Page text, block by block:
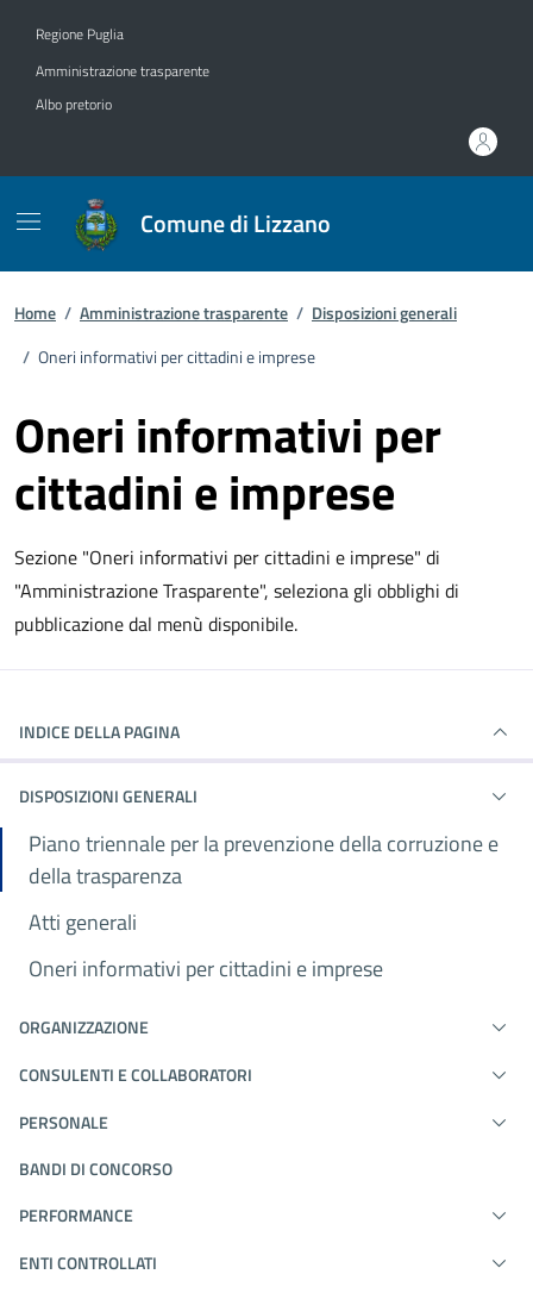
Regione Puglia
Amministrazione trasparente
Albo pretorio
Comune di Lizzano
Home / Amministrazione trasparente / Disposizioni generali
/ Oneri informativi per cittadini e imprese
Oneri informativi per
cittadini e imprese
Sezione "Oneri informativi per cittadini e imprese" di
"Amministrazione Trasparente", seleziona gli obblighi di
pubblicazione dal menù disponibile.
INDICE DELLA PAGINA
DISPOSIZIONI GENERALI
Piano triennale per la prevenzione della corruzione e
della trasparenza
Atti generali
Oneri informativi per cittadini e imprese
ORGANIZZAZIONE
CONSULENTI E COLLABORATORI
PERSONALE
BANDI DI CONCORSO
PERFORMANCE
ENTI CONTROLLATI